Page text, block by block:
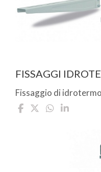
FISSAGGI
Fissaggio di